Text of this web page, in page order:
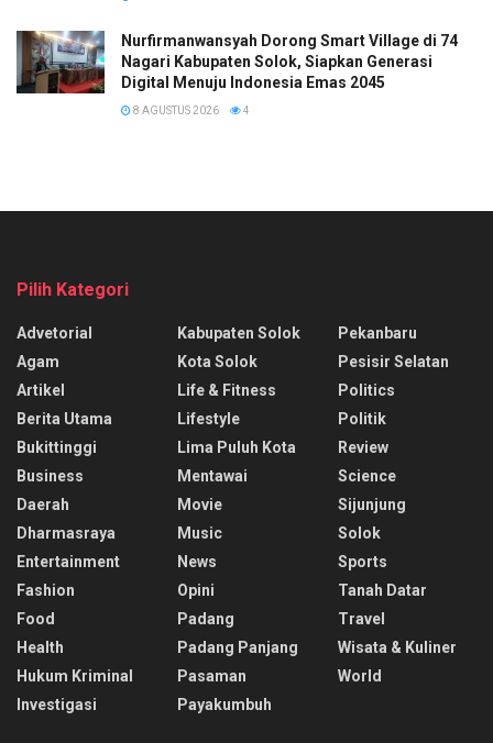
Nurfirmanwansyah Dorong Smart Village di 74
Nagari Kabupaten Solok, Siapkan Generasi
Digital Menuju Indonesia Emas 2045
8 AGUSTUS 2026 4
Pilih Kategori
Advetorial
Agam
Artikel
Berita Utama
Bukittinggi
Business
Daerah
Dharmasraya
Entertainment
Fashion
Food
Health
Hukum Kriminal
Investigasi
Kabupaten Solok
Kota Solok
Life & Fitness
Lifestyle
Lima Puluh Kota
Mentawai
Movie
Music
News
Opini
Padang
Padang Panjang
Pasaman
Payakumbuh
Pekanbaru
Pesisir Selatan
Politics
Politik
Review
Science
Sijunjung
Solok
Sports
Tanah Datar
Travel
Wisata & Kuliner
World